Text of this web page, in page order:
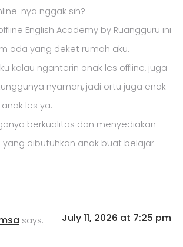
nya nggak sih?
English Academy by Ruangguru ini
ada yang deket rumah aku.
kalau nganterin anak les offline, juga
nyaman, jadi ortu juga enak
les ya.
berkualitas dan menyediakan
dibutuhkan anak buat belajar.
says: July 11, 2026 at 7:25 pm